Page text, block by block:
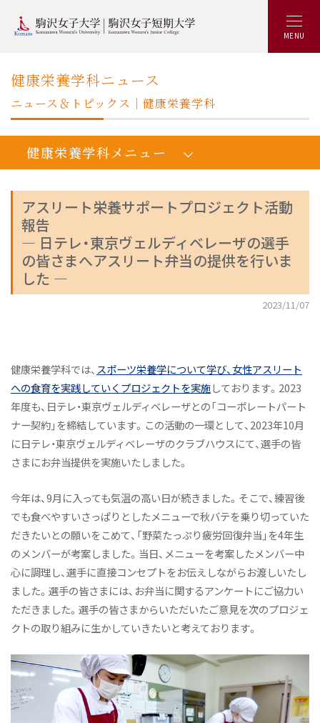
MENU
健康栄養学科ニュース
ニュース＆トピックス｜健康栄養学科
アスリート栄養サポートプロジェクト活動
報告
― 日テレ・東京ヴェルディベレーザの選手
の皆さまへアスリート弁当の提供を行いま
した ―
2023/11/07
健康栄養学科では、 スポーツ栄養学について学び、女性アスリート
への食育を実践していくプロジェクトを実施しております。2023
年度も、日テレ・東京ヴェルディベレーザとの「コーポレートパート
ナー契約」を締結しています。この活動の一環として、2023年10月
に日テレ・東京ヴェルディベレーザのクラブハウスにて、選手の皆
さまにお弁当提供を実施いたしました。
今年は、9月に入っても気温の高い日が続きました。そこで、練習後
でも食べやすいさっぱりとしたメニューで秋バテを乗り切っていた
だきたいとの願いをこめて、「野菜たっぷり疲労回復弁当」を4年生
のメンバーが考案しました。当日、メニューを考案したメンバー中
心に調理し、選手に直接コンセプトをお伝えしながらお渡しいたし
ました。選手の皆さまには、お弁当に関するアンケートにご協力い
ただきました。選手の皆さまからいただいたご意見を次のプロジェ
クトの取り組みに生かしていきたいと考えております。
健康栄養学科メニュー
人間健康学健康栄養学科：トップ
学びの概要
カリキュラム
よくあるご質問
教員紹介
施設紹介
アスリート栄養サポートプロジェクト
ニュース&トピックス
健康栄養学科ニュース
健康と栄養にちょっといい話
オープンキャンパス（体験授業）
ニュース&トピックス：アーカイブ